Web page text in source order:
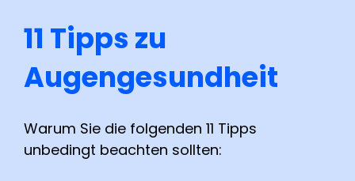
11 Tipps zu
Augengesundheit
Warum Sie die folgenden 11 Tipps
unbedingt beachten sollten: